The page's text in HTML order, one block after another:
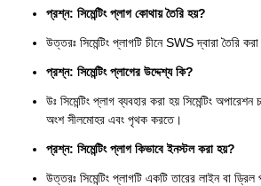
প্রশ্ন: সিমেন্টিং প্লাগ কোথায় তৈরি হয়?
উত্তরঃ সিমেন্টিং প্লাগটি চীনে SWS দ্বারা তৈরি
প্রশ্ন: সিমেন্টিং প্লাগের উদ্দেশ্য কি?
উঃ সিমেন্টিং প্লাগ ব্যবহার করা হয় সিমেন্টিং
অংশ সীলমোহর এবং পৃথক করতে।
প্রশ্ন: সিমেন্টিং প্লাগ কিভাবে ইনস্টল করা হয়?
উত্তরঃ সিমেন্টিং প্লাগটি একটি তারের লাইন বা